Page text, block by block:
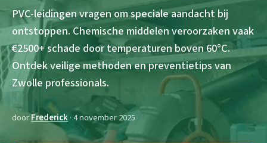
PVC-leidingen vragen om speciale aandacht bij
ontstoppen. Chemische middelen veroorzaken vaak
€2500+ schade door temperaturen boven 60°C.
Ontdek veilige methoden en preventietips van
Zwolle professionals.
doorFrederick· 4 november 2025